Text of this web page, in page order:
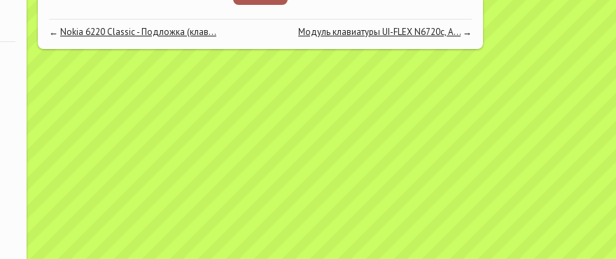
← Nokia 6220 Classic - Подложка (клав... Модуль клавиатуры UI-FLEX N6720c, А... →